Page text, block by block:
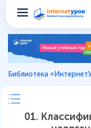
Библиотека
01.